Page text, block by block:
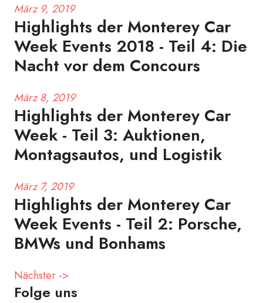
März 9, 2019
Highlights der Monterey Car
Week Events 2018 - Teil 4: Die
Nacht vor dem Concours
März 8, 2019
Highlights der Monterey Car
Week - Teil 3: Auktionen,
Montagsautos, und Logistik
März 7, 2019
Highlights der Monterey Car
Week Events - Teil 2: Porsche,
BMWs und Bonhams
Nächster ->
Folge uns